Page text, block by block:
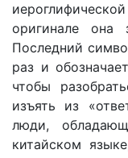
оригинале
Последний
раз и
чтобы
изъять из
люди,
китайском